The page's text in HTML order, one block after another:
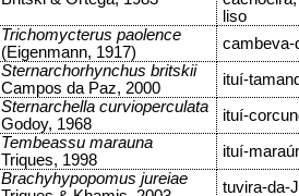
liso
Trichomycterus paolence
(Eigenmann, 1917)
cambeva-
Sternarchorhynchus britskii
Campos da Paz, 2000
ituí-
Sternarchella curvioperculata
Godoy, 1968
ituí-
Tembeassu marauna
Triques, 1998
ituí-
Brachyhypopomus jureiae
tuvira-da-